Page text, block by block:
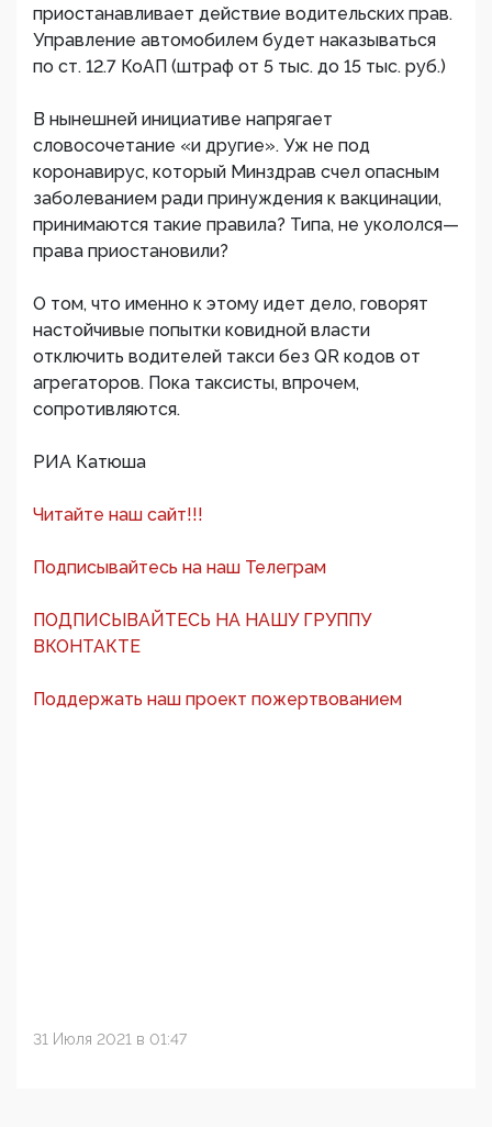
приостанавливает действие водительских прав.
Управление автомобилем будет наказываться
по ст. 12.7 КоАП (штраф от 5 тыс. до 15 тыс. руб.)
В нынешней инициативе напрягает
словосочетание «и другие». Уж не под
коронавирус, который Минздрав счел опасным
заболеванием ради принуждения к вакцинации,
принимаются такие правила? Типа, не укололся—
права приостановили?
О том, что именно к этому идет дело, говорят
настойчивые попытки ковидной власти
отключить водителей такси без QR кодов от
агрегаторов. Пока таксисты, впрочем,
сопротивляются.
РИА Катюша
Читайте наш сайт!!!
Подписывайтесь на наш Телеграм
ПОДПИСЫВАЙТЕСЬ НА НАШУ ГРУППУ
ВКОНТАКТЕ
Поддержать наш проект пожертвованием
31 Июля 2021 в 01:47